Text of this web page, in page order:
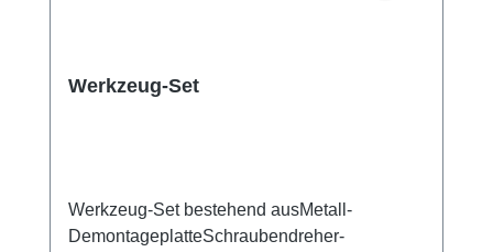
Werkzeug-Set
Werkzeug-Set bestehend ausMetall-
DemontageplatteSchraubendreher-